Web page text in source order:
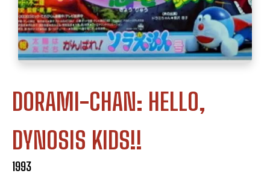
DORAMI-CHAN: HELLO,
DYNOSIS KIDS!!
1993